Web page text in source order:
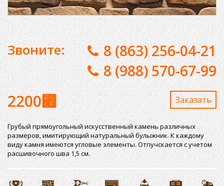
Звоните:
8 (863) 256-04-21
8 (988) 570-67-99
2200⃏ Заказaть
Грубый прямоугольный искусственный камень различных
размеров, имитирующий натуральный булыжник. К каждому
виду камня имеются угловые элементы. Отпучскается с учетом
расшивочного шва 1,5 см.